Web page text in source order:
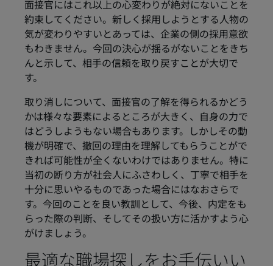
面接官にはこれ以上の心変わりが絶対にないことを
約束してください。新しく採用しようとする人物の
気が変わりやすいとあっては、企業の側の採用意欲
もわきません。今回の決心が揺るがないことをきち
んと示して、相手の信頼を取り戻すことが大切で
す。
取り消しについて、面接官の了解を得られるかどう
かは様々な要素によるところが大きく、自身の力で
はどうしようもない場合もあります。しかしその動
機が明確で、撤回の理由を理解してもらうことがで
きれば可能性が全くないわけではありません。特に
当初の断り方が社会人にふさわしく、丁寧で相手を
十分に思いやるものであった場合にはなおさらで
す。今回のことを良い教訓として、今後、内定をも
らった際の判断、そしてその扱い方に活かすよう心
がけましょう。
最適な職場探しをお手伝いい